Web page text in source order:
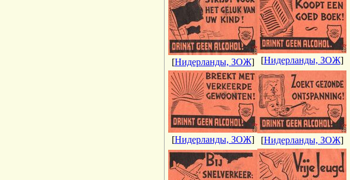
[Нидерланды, ЗОЖ] [Нидерланды, ЗОЖ]
[Нидерланды, ЗОЖ] [Нидерланды, ЗОЖ]